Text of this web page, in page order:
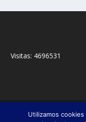
Visitas: 4696531
© 2018,Francisco
Utilizamos